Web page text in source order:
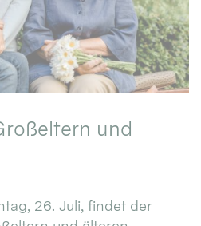
und
26. Juli, findet der